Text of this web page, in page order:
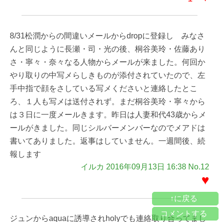
8/31松潤からの間違いメールからdropに登録し みなさ
んと同じように長瀬・司・光の後、桐谷美玲・佐藤あり
さ・寧々・奈々なる人物からメールが来ました。何回か
やり取りの中写メらしきものが添付されていたので、左
手中指で顔をさしている写メくださいと連絡したとこ
ろ、１人も写メは送付されず。まだ桐谷美玲・寧々から
は３日に一度メールきます。昨日は人妻和代43歳からメ
ールがきました。同じシルバーメンバーなのでメアドは
書いてありました。返事はしていません。一週間後、続
報します
イルカ 2016年09月13日 16:38 No.12
♥
ジュンからaquaに誘導されholyでも連絡取り合ってまし
↑に戻る
コメントする